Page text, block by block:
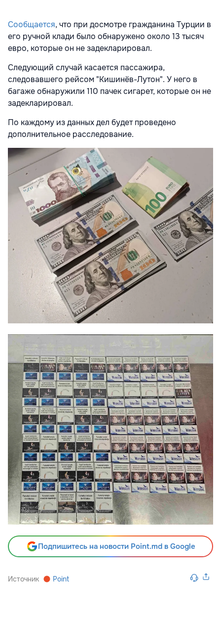
Сообщается, что при досмотре гражданина Турции в
его ручной клади было обнаружено около 13 тысяч
евро, которые он не задекларировал.
Следующий случай касается пассажира,
следовавшего рейсом "Кишинёв-Лутон". У него в
багаже обнаружили 110 пачек сигарет, которые он не
задекларировал.
По каждому из данных дел будет проведено
дополнительное расследование.
Подпишитесь на новости Point.md в Google
Источник Point